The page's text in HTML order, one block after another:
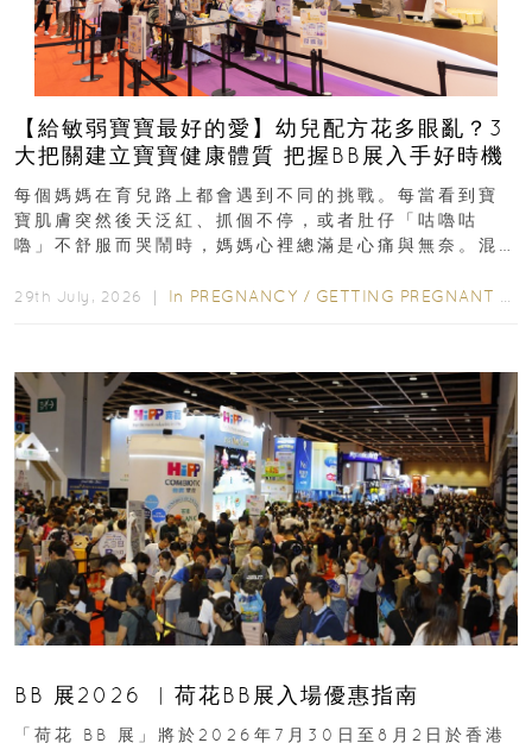
【給敏弱寶寶最好的愛】幼兒配方花多眼亂？3
大把關建立寶寶健康體質 把握BB展入手好時機
每個媽媽在育兒路上都會遇到不同的挑戰。每當看到寶
寶肌膚突然後天泛紅、抓個不停，或者肚仔「咕嚕咕
嚕」不舒服而哭鬧時，媽媽心裡總滿是心痛與無奈。混
29th July, 2026 ｜ In PREGNANCY / GETTING PREGNANT
BB 展2026 ︳荷花BB展入場優惠指南
「荷花 BB 展」將於2026年7月30日至8月2日於香港